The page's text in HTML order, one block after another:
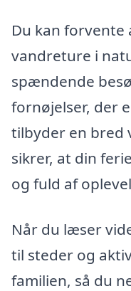
Du kan forvente
vandreture i
spændende
fornøjelser, der
tilbyder en bred
sikrer, at din
og fuld af
Når du læser
til steder og
familien, så du